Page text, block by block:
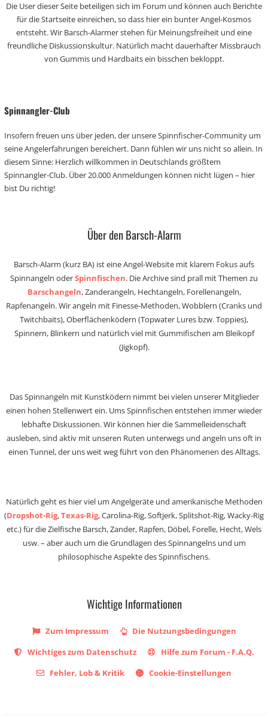
Die User dieser Seite beteiligen sich im Forum und können auch Berichte
für die Startseite einreichen, so dass hier ein bunter Angel-Kosmos
entsteht. Wir Barsch-Alarmer stehen für Meinungsfreiheit und eine
freundliche Diskussionskultur. Natürlich macht dauerhafter Missbrauch
von Gummis und Hardbaits ein bisschen bekloppt.
Spinnangler-Club
Insofern freuen uns über jeden, der unsere Spinnfischer-Community um
seine Angelerfahrungen bereichert. Dann fühlen wir uns nicht so allein. In
diesem Sinne: Herzlich willkommen in Deutschlands größtem
Spinnangler-Club. Über 20.000 Anmeldungen können nicht lügen – hier
bist Du richtig!
Über den Barsch-Alarm
Barsch-Alarm (kurz BA) ist eine Angel-Website mit klarem Fokus aufs
Spinnangeln oderSpinnfischen. Die Archive sind prall mit Themen zu
Barschangeln, Zanderangeln, Hechtangeln, Forellenangeln,
Rapfenangeln. Wir angeln mit Finesse-Methoden, Wobblern (Cranks und
Twitchbaits), Oberflächenködern (Topwater Lures bzw. Toppies),
Spinnern, Blinkern und natürlich viel mit Gummifischen am Bleikopf
(Jigkopf).
Das Spinnangeln mit Kunstködern nimmt bei vielen unserer Mitglieder
einen hohen Stellenwert ein. Ums Spinnfischen entstehen immer wieder
lebhafte Diskussionen. Wir können hier die Sammelleidenschaft
ausleben, sind aktiv mit unseren Ruten unterwegs und angeln uns oft in
einen Tunnel, der uns weit weg führt von den Phänomenen des Alltags.
Natürlich geht es hier viel um Angelgeräte und amerikanische Methoden
(Dropshot-Rig,Texas-Rig, Carolina-Rig, Softjerk, Splitshot-Rig, Wacky-Rig
etc.) für die Zielfische Barsch, Zander, Rapfen, Döbel, Forelle, Hecht, Wels
usw. – aber auch um die Grundlagen des Spinnangelns und um
philosophische Aspekte des Spinnfischens.
Wichtige Informationen
Zum Impressum
Die Nutzungsbedingungen
Wichtiges zum Datenschutz
Hilfe zum Forum - F.A.Q.
Fehler, Lob & Kritik
Cookie-Einstellungen